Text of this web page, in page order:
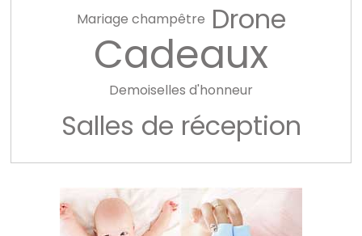
Mariage champêtre Drone
Cadeaux
Demoiselles d'honneur
Salles de réception